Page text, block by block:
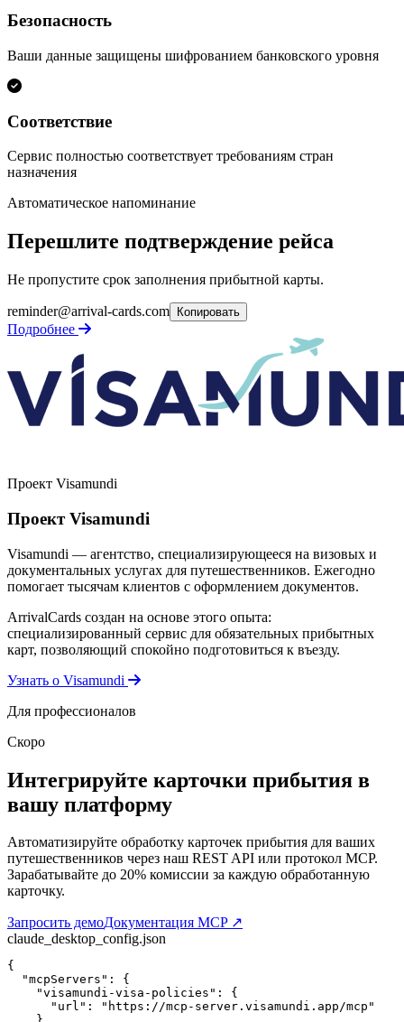
Безопасность
Ваши данные защищены шифрованием банковского уровня
Соответствие
Сервис полностью соответствует требованиям стран
назначения
Автоматическое напоминание
Перешлите подтверждение рейса
Не пропустите срок заполнения прибытной карты.
reminder@arrival-cards.com Копировать
Подробнее
Проект Visamundi
Проект Visamundi
Visamundi — агентство, специализирующееся на визовых и
документальных услугах для путешественников. Ежегодно
помогает тысячам клиентов с оформлением документов.
ArrivalCards создан на основе этого опыта:
специализированный сервис для обязательных прибытных
карт, позволяющий спокойно подготовиться к въезду.
Узнать о Visamundi
Для профессионалов
Скоро
Интегрируйте карточки прибытия в
вашу платформу
Автоматизируйте обработку карточек прибытия для ваших
путешественников через наш REST API или протокол MCP.
Зарабатывайте до 20% комиссии за каждую обработанную
карточку.
Запросить демоДокументация MCP ↗
claude_desktop_config.json
{
"mcpServers" : {
"visamundi-visa-policies" : {
"url" :
"https://mcp-server.visamundi.app/mcp"